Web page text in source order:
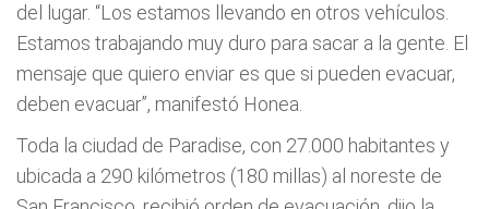
del lugar. “Los estamos llevando en otros vehículos.
Estamos trabajando muy duro para sacar a la gente. El
mensaje que quiero enviar es que si pueden evacuar,
deben evacuar”, manifestó Honea.
Toda la ciudad de Paradise, con 27.000 habitantes y
ubicada a 290 kilómetros (180 millas) al noreste de